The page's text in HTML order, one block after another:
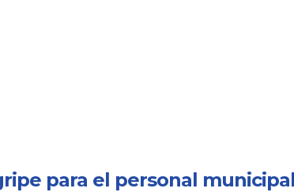
para el personal municipal